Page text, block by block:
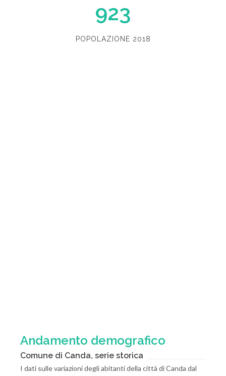
923
POPOLAZIONE 2018
Andamento demografico
Comune di Canda, serie storica
I dati sulle variazioni degli abitanti della città di Canda dal